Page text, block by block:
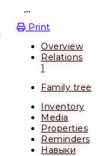
Print
Overview
Relations
1
Family tree
Inventory
Media
Properties
Reminders
Навыки